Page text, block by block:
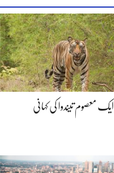
ایک معصوم تیندوا کی کہانی